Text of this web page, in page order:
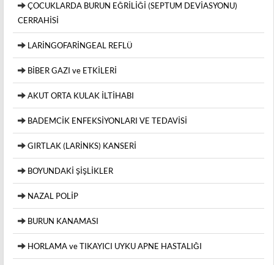
ÇOCUKLARDA BURUN EĞRİLİĞİ (SEPTUM DEVİASYONU)
CERRAHİSİ
LARİNGOFARİNGEAL REFLÜ
BİBER GAZI ve ETKİLERİ
AKUT ORTA KULAK İLTİHABI
BADEMCİK ENFEKSİYONLARI VE TEDAVİSİ
GIRTLAK (LARİNKS) KANSERİ
BOYUNDAKİ ŞİŞLİKLER
NAZAL POLİP
BURUN KANAMASI
HORLAMA ve TIKAYICI UYKU APNE HASTALIĞI